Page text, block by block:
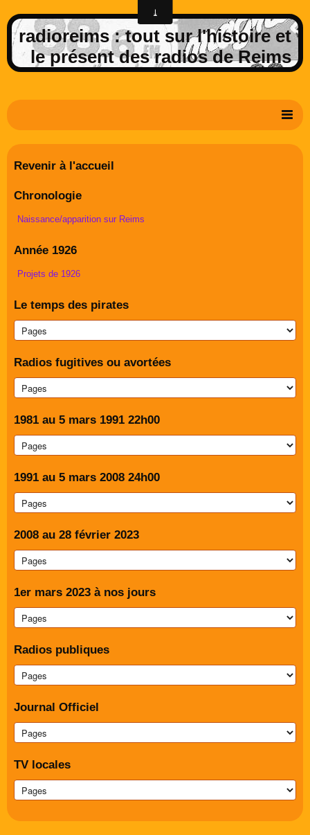
radioreims : tout sur l'histoire et
le présent des radios de Reims
Derniers potins de la FM rémoise
Livre d'or
Contact
Album Photos
Revenir à l'accueil
Chronologie
Naissance/apparition sur Reims
Année 1926
Projets de 1926
Le temps des pirates
Radios fugitives ou avortées
1981 au 5 mars 1991 22h00
1991 au 5 mars 2008 24h00
2008 au 28 février 2023
1er mars 2023 à nos jours
Radios publiques
Journal Officiel
TV locales